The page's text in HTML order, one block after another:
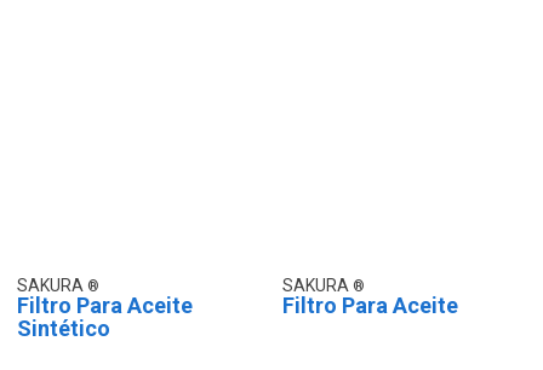
SAKURA
Filtro Para Aceite
Sintético
SAKURA
Filtro Para Aceite